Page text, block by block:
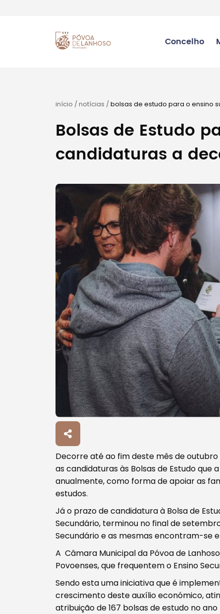
Concelho
Filtros
início /notícias /bolsas de estudo para o ensino
Bolsas de Estudo
candidaturas a
Decorre até ao fim deste mês de
as candidaturas às Bolsas de Estudo que
anualmente, como forma de apoiar as
estudos.
Já o prazo de candidatura à Bolsa de
Secundário, terminou no final de
Secundário e as mesmas encontram-se
A Câmara Municipal da Póvoa de
Povoenses, que frequentem o Ensino
Sendo esta uma iniciativa que é
crescimento deste auxílio económico,
atribuição de 167 bolsas de estudo no ano